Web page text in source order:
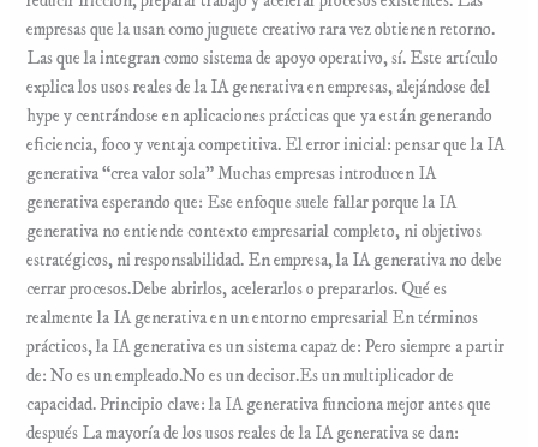
empresas que la usan como juguete creativo rara vez obtienen retorno.
Las que la integran como sistema de apoyo operativo, sí. Este artículo
explica los usos reales de la IA generativa en empresas, alejándose del
hype y centrándose en aplicaciones prácticas que ya están generando
eficiencia, foco y ventaja competitiva. El error inicial: pensar que la IA
generativa “crea valor sola” Muchas empresas introducen IA
generativa esperando que: Ese enfoque suele fallar porque la IA
generativa no entiende contexto empresarial completo, ni objetivos
estratégicos, ni responsabilidad. En empresa, la IA generativa no debe
cerrar procesos.Debe abrirlos, acelerarlos o prepararlos. Qué es
realmente la IA generativa en un entorno empresarial En términos
prácticos, la IA generativa es un sistema capaz de: Pero siempre a partir
de: No es un empleado.No es un decisor.Es un multiplicador de
capacidad. Principio clave: la IA generativa funciona mejor antes que
después La mayoría de los usos reales de la IA generativa se dan: